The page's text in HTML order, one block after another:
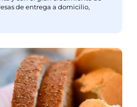
de entrega a domicilio,